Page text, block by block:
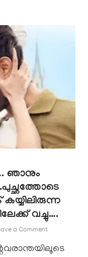
ഞാനും
വച്ചു….
a Comment